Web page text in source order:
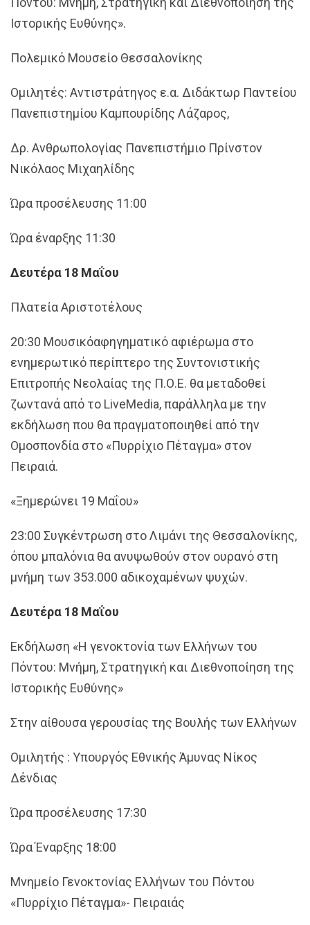
Ιστορικής Ευθύνης».
Πολεμικό Μουσείο Θεσσαλονίκης
Ομιλητές: Αντιστράτηγος ε.α. Διδάκτωρ Παντείου
Πανεπιστημίου Καμπουρίδης Λάζαρος,
Δρ. Ανθρωπολογίας Πανεπιστήμιο Πρίνστον
Νικόλαος Μιχαηλίδης
Ώρα προσέλευσης 11:00
Ώρα έναρξης 11:30
Δευτέρα 18 Μαΐου
Πλατεία Αριστοτέλους
20:30 Μουσικόαφηγηματικό αφιέρωμα στο
ενημερωτικό περίπτερο της Συντονιστικής
Επιτροπής Νεολαίας της Π.Ο.Ε. θα μεταδοθεί
ζωντανά από το LiveMedia, παράλληλα με την
εκδήλωση που θα πραγματοποιηθεί από την
Ομοσπονδία στο «Πυρρίχιο Πέταγμα» στον
Πειραιά.
«Ξημερώνει 19 Μαΐου»
23:00 Συγκέντρωση στο Λιμάνι της Θεσσαλονίκης,
όπου μπαλόνια θα ανυψωθούν στον ουρανό στη
μνήμη των 353.000 αδικοχαμένων ψυχών.
Δευτέρα 18 Μαΐου
Εκδήλωση «Η γενοκτονία των Ελλήνων του
Πόντου: Μνήμη, Στρατηγική και Διεθνοποίηση της
Ιστορικής Ευθύνης»
Στην αίθουσα γερουσίας της Βουλής των Ελλήνων
Ομιλητής : Υπουργός Εθνικής Άμυνας Νίκος
Δένδιας
Ώρα προσέλευσης 17:30
Ώρα Έναρξης 18:00
Μνημείο Γενοκτονίας Ελλήνων του Πόντου
«Πυρρίχιο Πέταγμα»- Πειραιάς